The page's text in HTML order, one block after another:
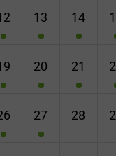
13 14
20 21
27 28